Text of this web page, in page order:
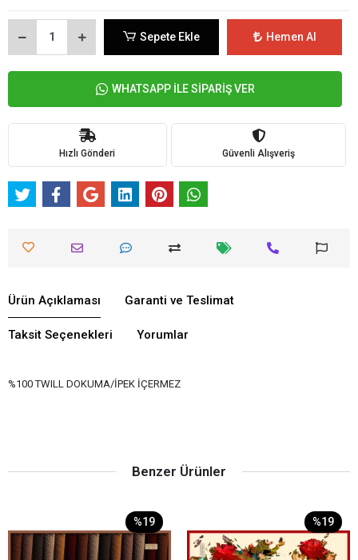
Sepete Ekle Hemen Al
WHATSAPP İLE SİPARİŞ VER
Hızlı Gönderi Güvenli Alışveriş
Ürün Açıklaması Garanti ve Teslimat
Taksit Seçenekleri Yorumlar
%100 TWILL DOKUMA/İPEK İÇERMEZ
Benzer Ürünler
%19 %19